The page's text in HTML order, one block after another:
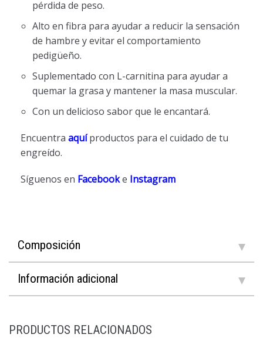
pérdida de peso.
Alto en fibra para ayudar a reducir la sensación
de hambre y evitar el comportamiento
pedigüeño.
Suplementado con L-carnitina para ayudar a
quemar la grasa y mantener la masa muscular.
Con un delicioso sabor que le encantará.
Encuentra aquíproductos para el cuidado de tu
engreído.
Síguenos en Facebooke Instagram
Composición
Información adicional
PRODUCTOS RELACIONADOS